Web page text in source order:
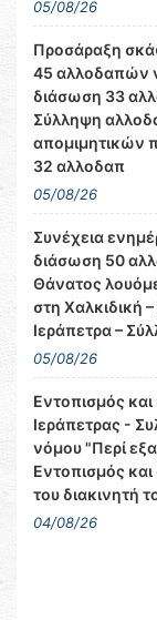
05/08/26
Προσάραξη
45 αλλοδαπών
διάσωση 33
Σύλληψη
απομιμητικών
32 αλλοδαπ
05/08/26
Συνέχεια
διάσωση 50
Θάνατος
στη Χαλκιδική
Ιεράπετρα –
05/08/26
Εντοπισμός
Ιεράπετρας -
νόμου "Περί
Εντοπισμός
του διακινητή
04/08/26